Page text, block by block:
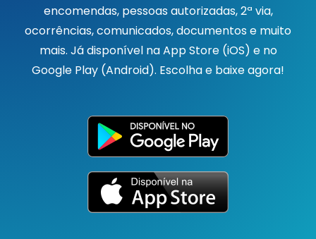
encomendas, pessoas autorizadas, 2ª via,
ocorrências, comunicados, documentos e muito
mais. Já disponível na App Store (iOS) e no
Google Play (Android). Escolha e baixe agora!